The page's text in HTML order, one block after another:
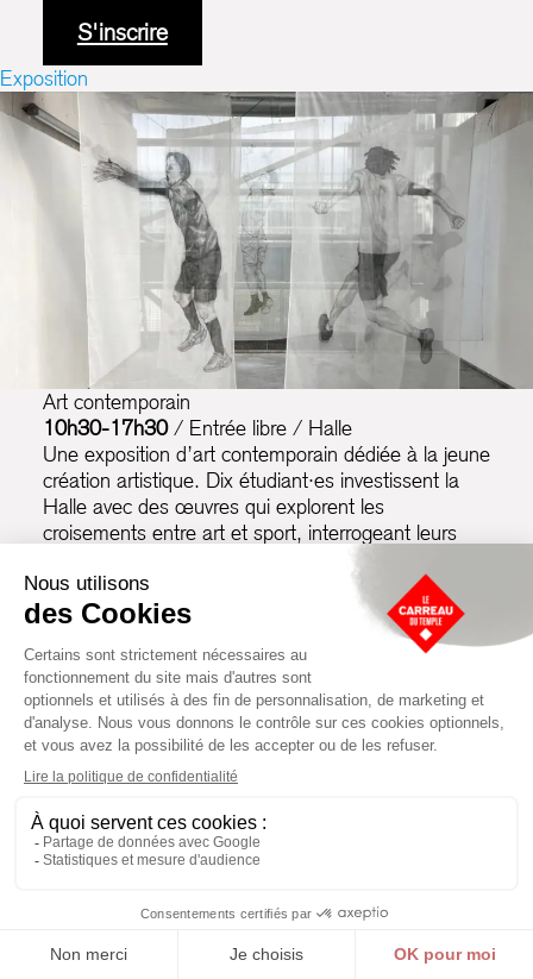
S'inscrire
Exposition
Art contemporain
10h30-17h30/ Entrée libre / Halle
Une exposition d’art contemporain dédiée à la jeune
création artistique. Dix étudiant·es investissent la
Halle avec des œuvres qui explorent les
croisements entre art et sport, interrogeant leurs
En savoir plus
Découvrez votre programme du samedi 23 mai au Festival
Jogging : spectacles et performances, exposition d'art
contemporain, cours de sport et ateliers créatifs !
Lire la suite
Performe mon corps